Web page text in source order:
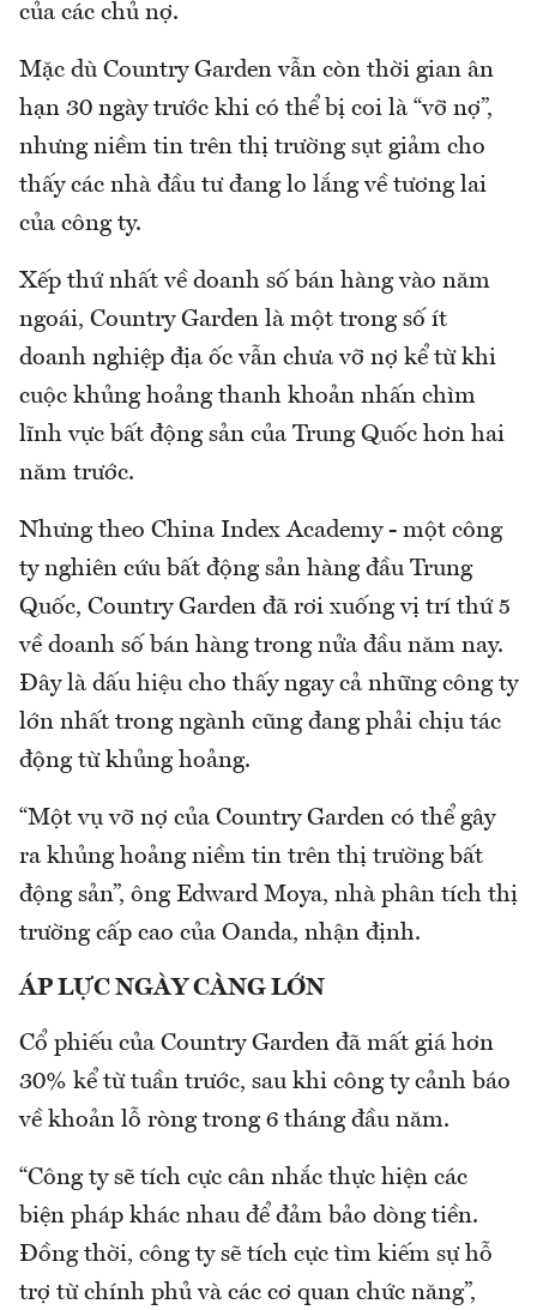
của các chủ nợ.
Mặc dù Country Garden vẫn còn thời gian ân
hạn 30 ngày trước khi có thể bị coi là “vỡ nợ”,
nhưng niềm tin trên thị trường sụt giảm cho
thấy các nhà đầu tư đang lo lắng về tương lai
của công ty.
Xếp thứ nhất về doanh số bán hàng vào năm
ngoái, Country Garden là một trong số ít
doanh nghiệp địa ốc vẫn chưa vỡ nợ kể từ khi
cuộc khủng hoảng thanh khoản nhấn chìm
lĩnh vực bất động sản của Trung Quốc hơn hai
năm trước.
Nhưng theo China Index Academy - một công
ty nghiên cứu bất động sản hàng đầu Trung
Quốc, Country Garden đã rơi xuống vị trí thứ 5
về doanh số bán hàng trong nửa đầu năm nay.
Đây là dấu hiệu cho thấy ngay cả những công ty
lớn nhất trong ngành cũng đang phải chịu tác
động từ khủng hoảng.
“Một vụ vỡ nợ của Country Garden có thể gây
ra khủng hoảng niềm tin trên thị trường bất
động sản”, ông Edward Moya, nhà phân tích thị
trường cấp cao của Oanda, nhận định.
ÁP LỰC NGÀY CÀNG LỚN
Cổ phiếu của Country Garden đã mất giá hơn
30% kể từ tuần trước, sau khi công ty cảnh báo
về khoản lỗ ròng trong 6 tháng đầu năm.
“Công ty sẽ tích cực cân nhắc thực hiện các
biện pháp khác nhau để đảm bảo dòng tiền.
Đồng thời, công ty sẽ tích cực tìm kiếm sự hỗ
trợ từ chính phủ và các cơ quan chức năng”,